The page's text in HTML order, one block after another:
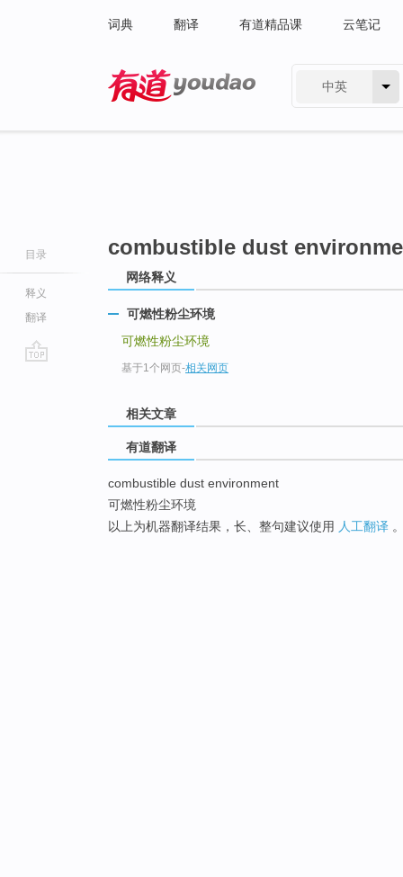
词典 翻译 有道精品课 云笔记
中英
目录
释义
翻译
combustible dust
网络释义
可燃性粉尘环境
可燃性粉尘环境
基于1个网页-相关网页
相关文章
有道翻译
combustible dust environment
可燃性粉尘环境
以上为机器翻译结果，长、整句建议使用 人工翻译